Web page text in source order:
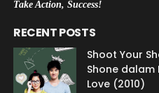
Take Action, Success!
RECENT POSTS
Shoot Your
Shone dalam
Love (2010)